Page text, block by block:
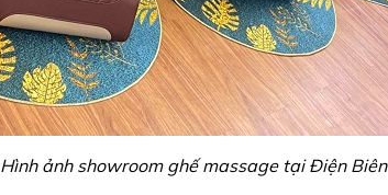
Hình ảnh showroom ghế massage tại Điện Biên